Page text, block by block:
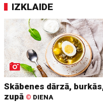
IZKLAIDE
Skābenes dārzā,
zupā © DIENA